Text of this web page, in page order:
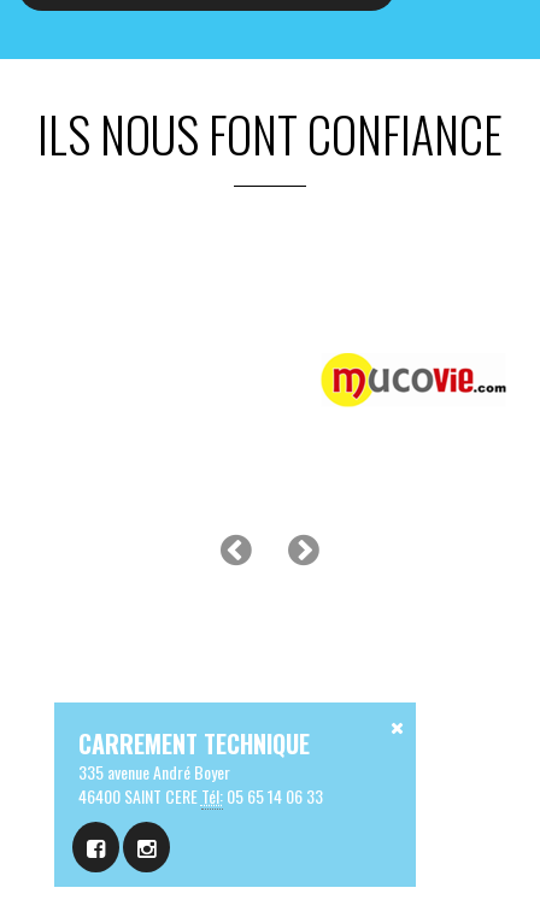
ILS NOUS FONT CONFIANCE
CARREMENT TECHNIQUE
335 avenue André Boyer
46400 SAINT CERETél:05 65 14 06 33